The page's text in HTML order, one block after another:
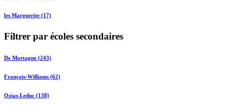
les Marguerite (17)
Filtrer par écoles secondaires
De Mortagne (243)
François-Williams (62)
Ozias-Leduc (138)